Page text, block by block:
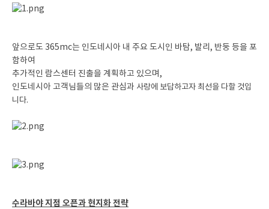
앞으로도 365mc는 인도네시아 내 주요 도시인 바탐, 발리, 반둥 등을 포
함하여
추가적인 람스센터 진출을 계획하고 있으며,
인도네시아 고객님들의 많은 관심과 사랑에 보답하고자 최선을 다할 것입
니다.
수라바야 지점 오픈과 현지화 전략